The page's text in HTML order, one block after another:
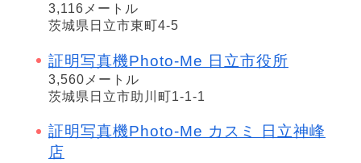
3,116メートル
茨城県日立市東町4-5
証明写真機Photo-Me 日立市役所
3,560メートル
茨城県日立市助川町1-1-1
証明写真機Photo-Me カスミ 日立神峰
店